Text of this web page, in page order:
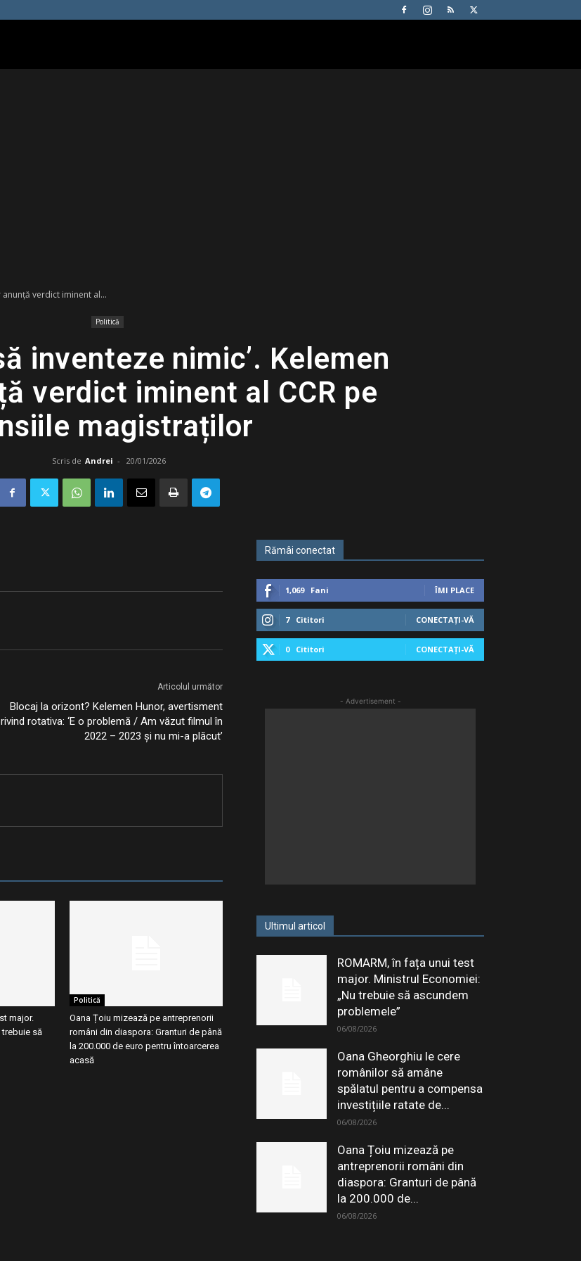
anunță verdict iminent al...
Politică
inventeze nimic’. Kelemen
verdict iminent al CCR pe
magistraților
Scris de Andrei - 20/01/2026
Articolul următor
Blocaj la orizont? Kelemen Hunor, avertisment
rotativa: ‘E o problemă / Am văzut filmul în
2022 – 2023 şi nu mi-a plăcut’
major.
trebuie să
Politică
Oana Țoiu mizează pe antreprenorii
români din diaspora: Granturi de până
la 200.000 de euro pentru întoarcerea
acasă
Rămâi conectat
1,069 Fani ÎMI PLACE
7 Cititori CONECTAȚI-VĂ
0 Cititori CONECTAȚI-VĂ
- Advertisement -
Ultimul articol
ROMARM, în fața unui test
major. Ministrul Economiei:
„Nu trebuie să ascundem
problemele”
06/08/2026
Oana Gheorghiu le cere
românilor să amâne
spălatul pentru a compensa
investițiile ratate de...
06/08/2026
Oana Țoiu mizează pe
antreprenorii români din
diaspora: Granturi de până
la 200.000 de...
06/08/2026